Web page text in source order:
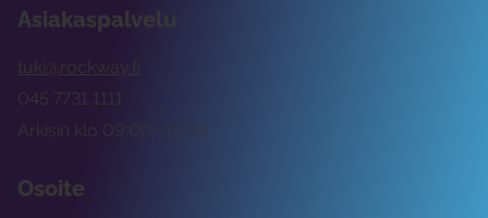
Asiakaspalvelu
tuki@rockway.fi
Arkisin klo 09:00 -15:00
045 7731 1111
Osoite